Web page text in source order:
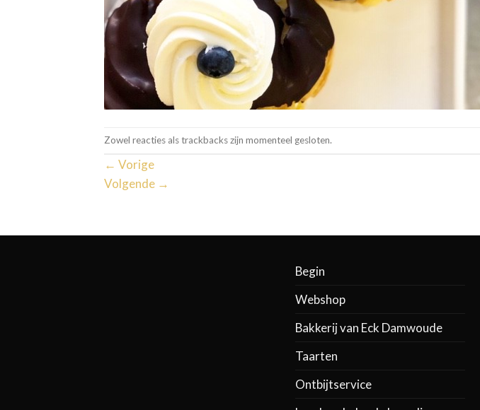
Zowel reacties als trackbacks zijn momenteel gesloten.
← Vorige
Volgende →
Begin
Webshop
Bakkerij van Eck Damwoude
Taarten
Ontbijtservice